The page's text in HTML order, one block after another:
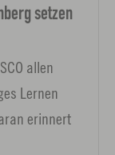
setzen
allen
Lernen
erinnert